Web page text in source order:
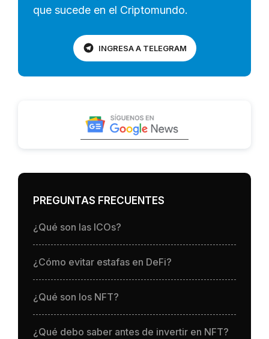
que sucede en el Criptomundo.
INGRESA A TELEGRAM
PREGUNTAS FRECUENTES
¿Qué son las ICOs?
¿Cómo evitar estafas en DeFi?
¿Qué son los NFT?
¿Qué debo saber antes de invertir en NFT?